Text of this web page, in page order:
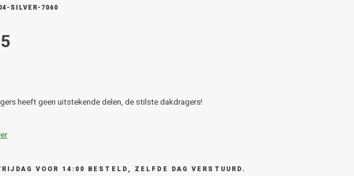
SILVER-7060
heeft geen uitstekende delen, de stilste dakdragers!
VOOR 14:00 BESTELD, ZELFDE DAG VERSTUURD.